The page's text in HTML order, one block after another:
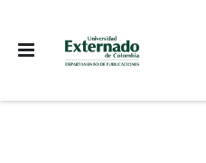
COEDICIONES